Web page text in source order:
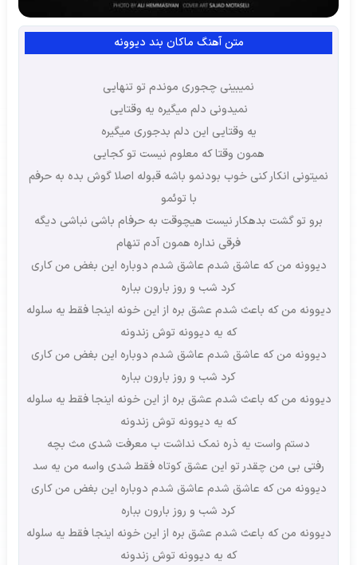
متن آهنگ ماکان بند دیوونه
نمیبینی چجوری موندم تو تنهایی
نمیدونی دلم میگیره یه وقتایی
یه وقتایی این دلم بدجوری میگیره
همون وقتا که معلوم نیست تو کجایی
نمیتونی انکار کنی خوب بودنمو باشه قبوله اصلا گوش بده به حرفم
با توئمو
برو تو گشت بدهکار نیست هیچوقت به حرفام باشی نباشی دیگه
فرقی نداره همون آدم تنهام
دیوونه من که عاشق شدم عاشق شدم دوباره این بغض من کاری
کرد شب و روز بارون بباره
دیوونه من که باعث شدم عشق بره از این خونه اینجا فقط یه سلوله
که یه دیوونه توش زندونه
دیوونه من که عاشق شدم عاشق شدم دوباره این بغض من کاری
کرد شب و روز بارون بباره
دیوونه من که باعث شدم عشق بره از این خونه اینجا فقط یه سلوله
که یه دیوونه توش زندونه
دستم واست یه ذره نمک نداشت ب معرفت شدی مث بچه
رفتی بی من چقدر تو این عشق کوتاه فقط شدی واسه من یه سد
دیوونه من که عاشق شدم عاشق شدم دوباره این بغض من کاری
کرد شب و روز بارون بباره
دیوونه من که باعث شدم عشق بره از این خونه اینجا فقط یه سلوله
که یه دیوونه توش زندونه